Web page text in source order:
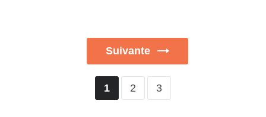
Suivante
1 2 3